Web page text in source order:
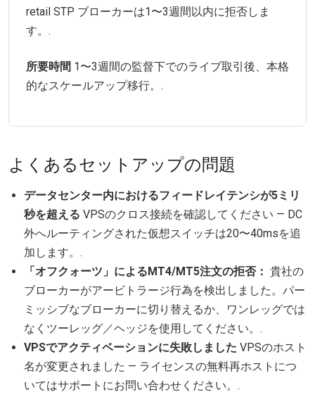
retail STP ブローカーは1〜3週間以内に拒否しま
す。.
所要時間 1〜3週間の監督下でのライブ取引後、本格
的なスケールアップ移行。.
よくあるセットアップの問題
データセンター内におけるフィードレイテンシが5ミリ
秒を超える VPSのクロス接続を確認してください — DC
外へルーティングされた仮想スイッチは20〜40msを追
加します。.
「オフクォーツ」によるMT4/MT5注文の拒否： 貴社の
ブローカーがアービトラージ行為を検出しました。パー
ミッシブなブローカーに切り替えるか、ワンレッグでは
なくツーレッグ／ヘッジを使用してください。.
VPSでアクティベーションに失敗しました VPSのホスト
名が変更されました — ライセンスの無料再ホストにつ
いてはサポートにお問い合わせください。.